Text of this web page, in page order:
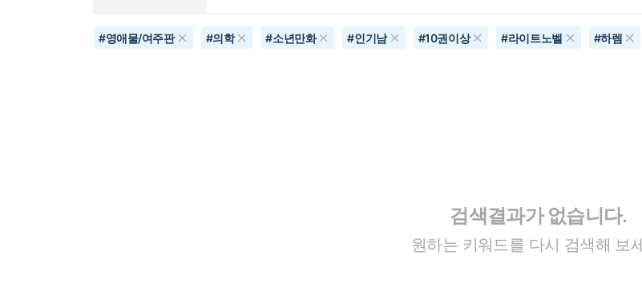
#영애물/여주판 #의학 #소년만화 #인기남 #10권이상 #라이트노벨 #하렘
검색결과가 없습니다.
원하는 키워드를 다시 검색해 보